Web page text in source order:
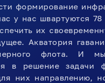
формирование
у нас швартуются
их
Акватория
флота. И мы
в решение задачи
них направлению,